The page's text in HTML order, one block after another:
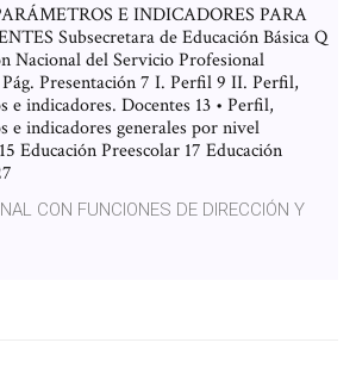
E INDICADORES PARA
Subsecretara de Educación Básica Q
Nacional del Servicio Profesional
Presentación 7 I. Perfil 9 II. Perfil,
e indicadores. Docentes 13 • Perfil,
e indicadores generales por nivel
Educación Preescolar 17 Educación
CON FUNCIONES DE DIRECCIÓN Y